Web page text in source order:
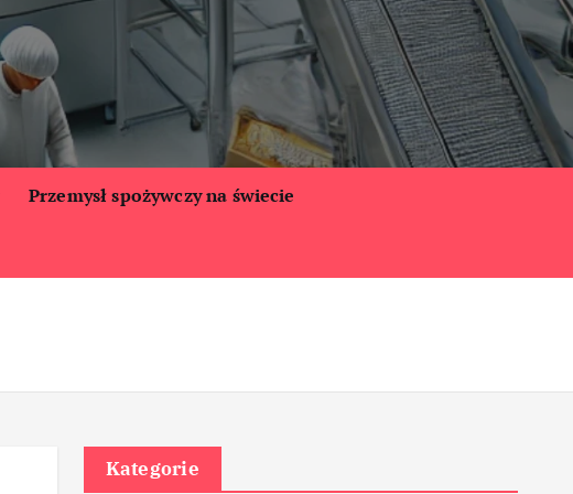
Przemysł spożywczy na świecie
Kategorie